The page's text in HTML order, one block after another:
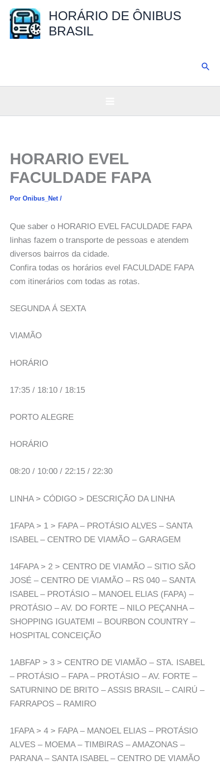
para
HORÁRIO DE ÔNIBUS
BRASIL
HORARIO EVEL
FACULDADE FAPA
Por Onibus_Net /
Que saber o HORARIO EVEL FACULDADE FAPA
linhas fazem o transporte de pessoas e atendem
diversos bairros da cidade.
Confira todas os horários evel FACULDADE FAPA
com itinerários com todas as rotas.
SEGUNDA Á SEXTA
VIAMÃO
HORÁRIO
17:35 / 18:10 / 18:15
PORTO ALEGRE
HORÁRIO
08:20 / 10:00 / 22:15 / 22:30
LINHA > CÓDIGO > DESCRIÇÃO DA LINHA
1FAPA > 1 > FAPA – PROTÁSIO ALVES – SANTA
ISABEL – CENTRO DE VIAMÃO – GARAGEM
14FAPA > 2 > CENTRO DE VIAMÃO – SITIO SÃO
JOSÉ – CENTRO DE VIAMÃO – RS 040 – SANTA
ISABEL – PROTÁSIO – MANOEL ELIAS (FAPA) –
PROTÁSIO – AV. DO FORTE – NILO PEÇANHA –
SHOPPING IGUATEMI – BOURBON COUNTRY –
HOSPITAL CONCEIÇÃO
1ABFAP > 3 > CENTRO DE VIAMÃO – STA. ISABEL
– PROTÁSIO – FAPA – PROTÁSIO – AV. FORTE –
SATURNINO DE BRITO – ASSIS BRASIL – CAIRÚ –
FARRAPOS – RAMIRO
1FAPA > 4 > FAPA – MANOEL ELIAS – PROTÁSIO
ALVES – MOEMA – TIMBIRAS – AMAZONAS –
PARANA – SANTA ISABEL – CENTRO DE VIAMÃO